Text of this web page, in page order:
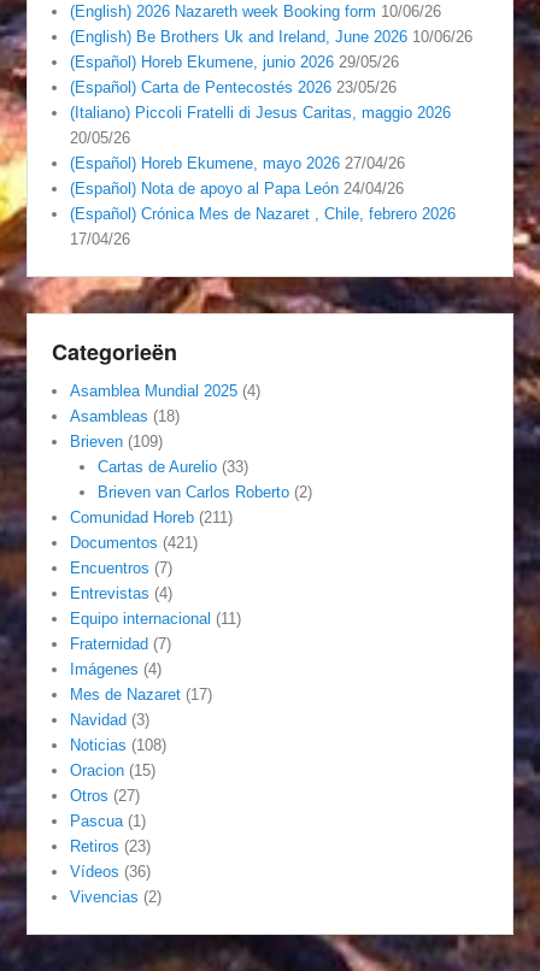
(English) 2026 Nazareth week Booking form 10/06/26
(English) Be Brothers Uk and Ireland, June 2026 10/06/26
(Español) Horeb Ekumene, junio 2026 29/05/26
(Español) Carta de Pentecostés 2026 23/05/26
(Italiano) Piccoli Fratelli di Jesus Caritas, maggio 2026
20/05/26
(Español) Horeb Ekumene, mayo 2026 27/04/26
(Español) Nota de apoyo al Papa León 24/04/26
(Español) Crónica Mes de Nazaret , Chile, febrero 2026
17/04/26
Categorieën
Asamblea Mundial 2025 (4)
Asambleas (18)
Brieven (109)
Cartas de Aurelio(33)
Brieven van Carlos Roberto(2)
Comunidad Horeb (211)
Documentos (421)
Encuentros (7)
Entrevistas (4)
Equipo internacional (11)
Fraternidad (7)
Imágenes (4)
Mes de Nazaret (17)
Navidad (3)
Noticias (108)
Oracion (15)
Otros (27)
Pascua (1)
Retiros (23)
Vídeos (36)
Vivencias (2)